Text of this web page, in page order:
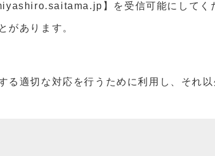
】を受信可能にしてく
があります。
適切な対応を行うために利用し、それ